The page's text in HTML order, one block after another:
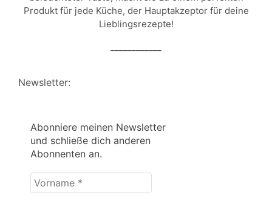
Produkt für jede Küche, der Hauptakzeptor für deine
Lieblingsrezepte!
Newsletter:
Abonniere meinen Newsletter
und schließe dich anderen
Abonnenten an.
Vorname
*